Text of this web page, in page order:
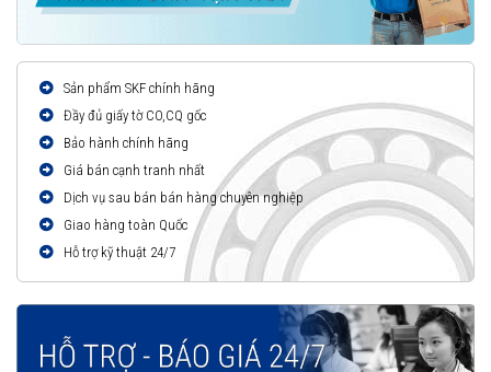
Sản phẩm SKF chính hãng
Đầy đủ giấy tờ CO,CQ gốc
Bảo hành chính hãng
Giá bán cạnh tranh nhất
Dịch vụ sau bán bán hàng chuyên nghiệp
Giao hàng toàn Quốc
Hỗ trợ kỹ thuật 24/7